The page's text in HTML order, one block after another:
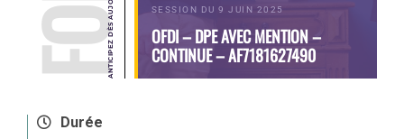
SESSION DU 9 JUIN 2025
OFDI – DPE AVEC MENTION –
CONTINUE – AF7181627490
Durée